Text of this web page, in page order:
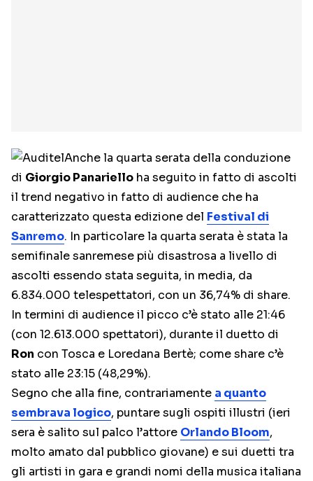
Anche la quarta serata della conduzione
di Giorgio Panariello ha seguito in fatto di ascolti
il trend negativo in fatto di audience che ha
caratterizzato questa edizione del Festival di
Sanremo. In particolare la quarta serata è stata la
semifinale sanremese più disastrosa a livello di
ascolti essendo stata seguita, in media, da
6.834.000 telespettatori, con un 36,74% di share.
In termini di audience il picco c’è stato alle 21:46
(con 12.613.000 spettatori), durante il duetto di
Ron con Tosca e Loredana Bertè; come share c’è
stato alle 23:15 (48,29%).
Segno che alla fine, contrariamente a quanto
sembrava logico, puntare sugli ospiti illustri (ieri
sera è salito sul palco l’attore Orlando Bloom,
molto amato dal pubblico giovane) e sui duetti tra
gli artisti in gara e grandi nomi della musica italiana